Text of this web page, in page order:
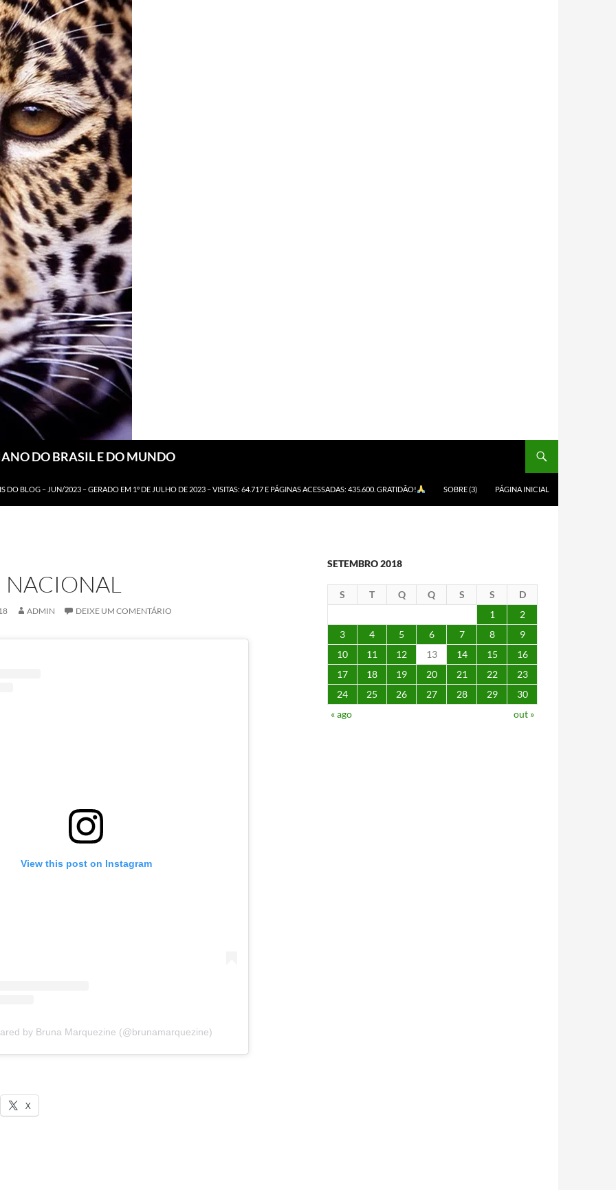
DO BRASIL E DO MUNDO
DO BLOG – JUN/2023 – GERADO EM 1º DE JULHO DE 2023 – VISITAS: 64.717 E PÁGINAS ACESSADAS: 435.600. GRATIDÃO! SOBRE (3) PÁGINA INICIAL
ADMIN DEIXE UM COMENTÁRIO
View this post on Instagram
by Bruna Marquezine (@brunamarquezine)
X
SETEMBRO 2018
S T Q Q S S
D
1
2
3
4 5 6 7 8
9
10
11 12 13 14 15
16
17
18 19 20 21 22
23
24
25 26 27 28 29
30
« ago
out »